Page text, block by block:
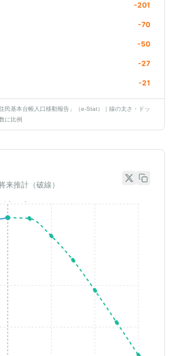
-201
-70
-50
-27
-21
民基本台帳人口移動報告」（e-Stat）｜線の太さ・ドッ
に比例
来推計（破線）